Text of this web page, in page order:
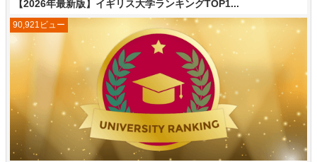
【2026年最新版】イギリス大学ランキングTOP1...
90,921ビュー